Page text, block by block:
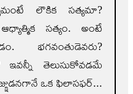
లౌకిక సత్యమా?
సత్యం. అంటే
భగవంతుడెవరు?
తెలుసుకోవడమే
ఒక ఫిలాసఫర్‌...